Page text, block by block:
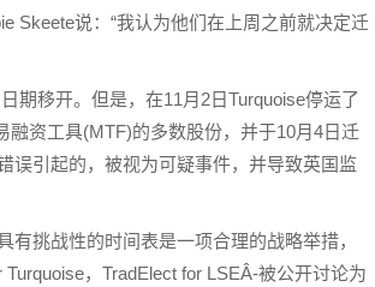
Skeete说：“我认为他们在上周之前就决定迁
期移开。但是，在11月2日Turquoise停运了
融资工具(MTF)的多数股份，并于10月4日迁
误引起的，被视为可疑事件，并导致英国监
挑战性的时间表是一项合理的战略举措，
，TradElect for LSEÂ-被公开讨论为